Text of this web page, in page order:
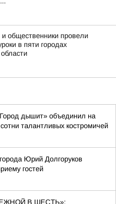
и общественники провели
в пяти городах
дышит» объединил на
талантливых костромичей
Юрий Долгоруков
гостей
В ШЕСТЬ»: